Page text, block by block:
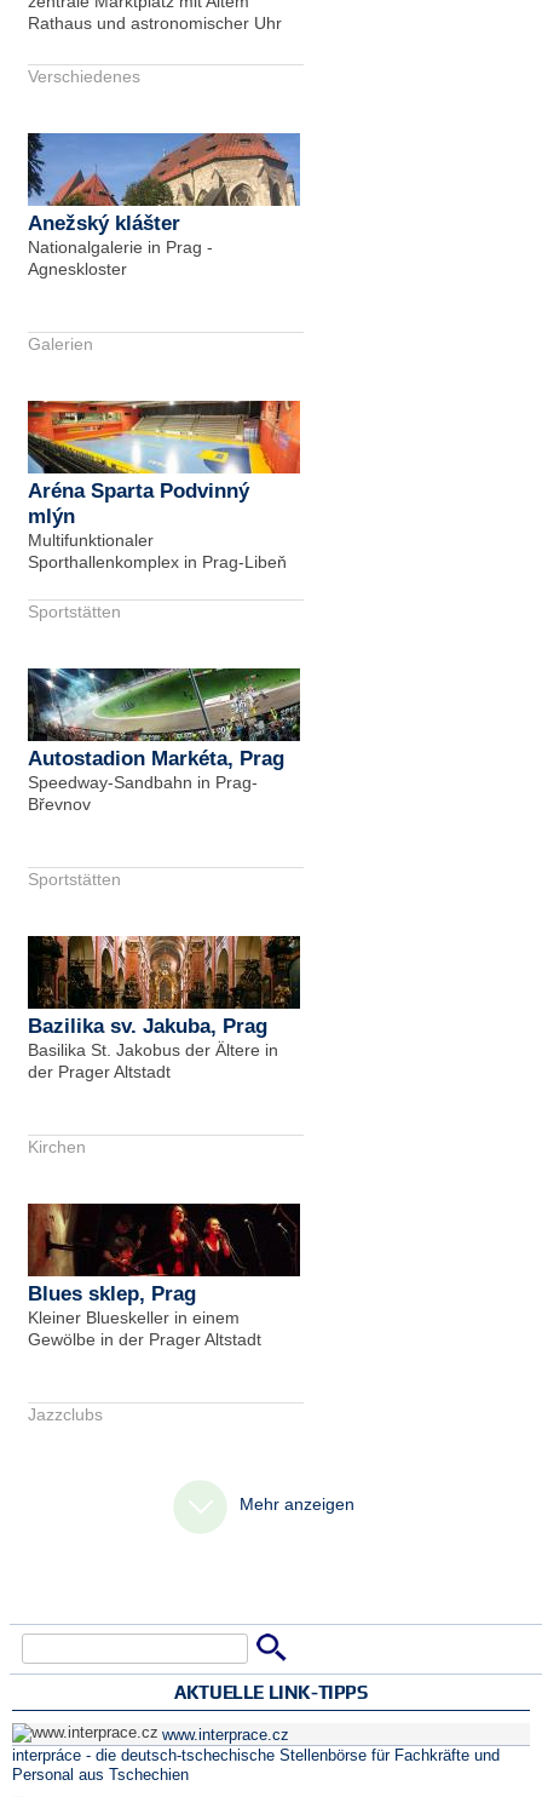
Rathaus und astronomischer Uhr
Verschiedenes
Anežský klášter
Nationalgalerie in Prag -
Agneskloster
Galerien
Aréna Sparta Podvinný
mlýn
Multifunktionaler
Sporthallenkomplex in Prag-Libeň
Sportstätten
Autostadion Markéta, Prag
Speedway-Sandbahn in Prag-
Břevnov
Sportstätten
Bazilika sv. Jakuba, Prag
Basilika St. Jakobus der Ältere in
der Prager Altstadt
Kirchen
Blues sklep, Prag
Kleiner Blueskeller in einem
Gewölbe in der Prager Altstadt
Jazzclubs
Mehr anzeigen
Suchformular
AKTUELLE LINK-TIPPS
www.interprace.cz
interpráce - die deutsch-tschechische Stellenbörse für Fachkräfte und
Personal aus Tschechien